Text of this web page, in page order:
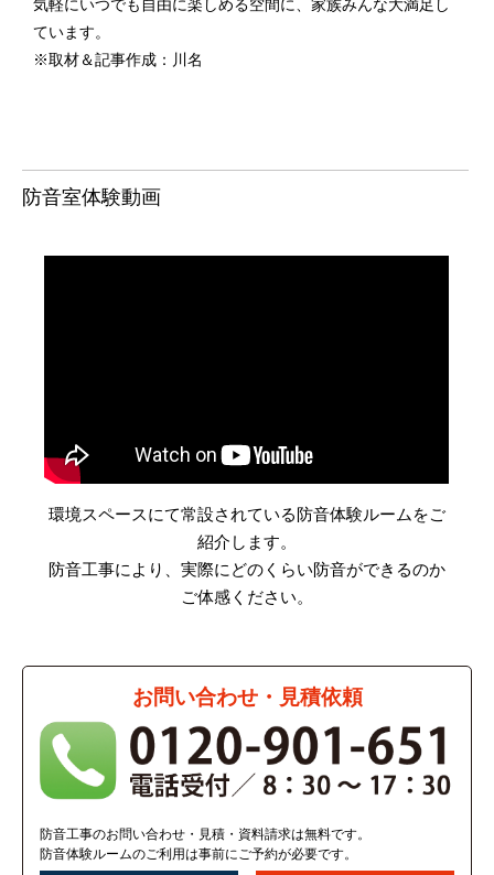
気軽にいつでも自由に楽しめる空間に、家族みんな大満足し
ています。
※取材＆記事作成：川名
防音室体験動画
環境スペースにて常設されている防音体験ルームをご
紹介します。
防音工事により、実際にどのくらい防音ができるのか
ご体感ください。
お問い合わせ・見積依頼
防音工事のお問い合わせ・見積・資料請求は無料です。
防音体験ルームのご利用は事前にご予約が必要です。